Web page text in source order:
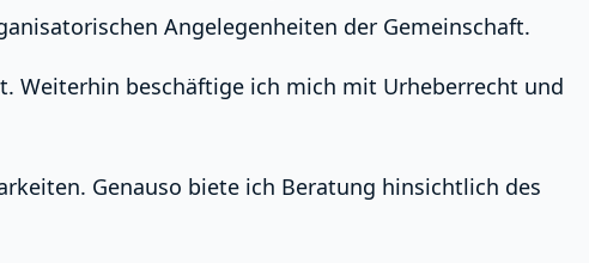
Angelegenheiten der Gemeinschaft.
Weiterhin beschäftige ich mich mit Urheberrecht und
Genauso biete ich Beratung hinsichtlich des